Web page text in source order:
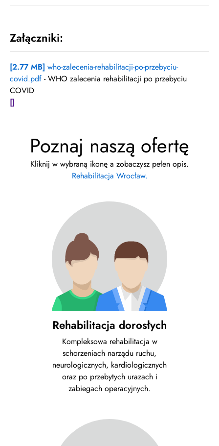
Załączniki:
[2.77 MB] who-zalecenia-rehabilitacji-po-przebyciu-
covid.pdf - WHO zalecenia rehabilitacji po przebyciu
COVID
[]
Poznaj naszą ofertę
Kliknij w wybraną ikonę a zobaczysz pełen opis.
Rehabilitacja Wrocław.
Rehabilitacja dorosłych
Kompleksowa rehabilitacja w
schorzeniach narządu ruchu,
neurologicznych, kardiologicznych
oraz po przebytych urazach i
zabiegach operacyjnych.